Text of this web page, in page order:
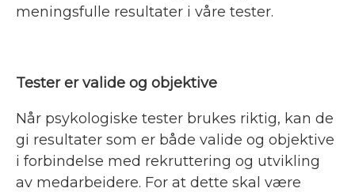
meningsfulle resultater i våre tester.
Tester er valide og objektive
Når psykologiske tester brukes riktig, kan de
gi resultater som er både valide og objektive
i forbindelse med rekruttering og utvikling
av medarbeidere. For at dette skal være